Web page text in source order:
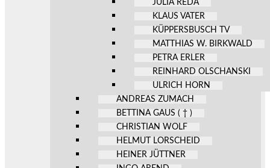
JULIA REDA
KLAUS VATER
KÜPPERSBUSCH TV
MATTHIAS W. BIRKWALD
PETRA ERLER
REINHARD OLSCHANSKI
ULRICH HORN
ANDREAS ZUMACH
BETTINA GAUS ( † )
CHRISTIAN WOLF
HELMUT LORSCHEID
HEINER JÜTTNER